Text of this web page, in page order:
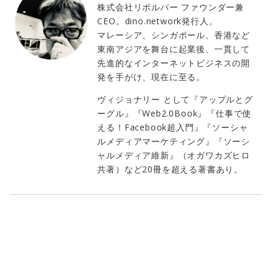
株式会社リボルバー ファウンダー兼
CEO。dino.network発行人。
マレーシア、シンガポール、香港など
東南アジアを舞台に起業後、一貫して
先進的なインターネットビジネスの開
発を手がけ、現在に至る。
ヴィジョナリー として『アップルとグ
ーグル』『Web2.0Book』『仕事で使
える！Facebook超入門』『ソーシャ
ルメディアマーケティング』『ソーシ
ャルメディア維新』（オガワカズヒロ
共著）など20冊を超える著書あり。